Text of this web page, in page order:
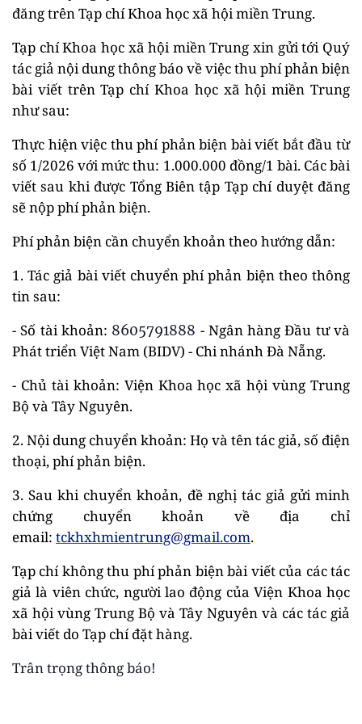
đăng trên Tạp chí Khoa học xã hội miền Trung.
Tạp chí Khoa học xã hội miền Trung xin gửi tới Quý
tác giả nội dung thông báo về việc thu phí phản biện
bài viết trên Tạp chí Khoa học xã hội miền Trung
như sau:
Thực hiện việc thu phí phản biện bài viết bắt đầu từ
số 1/2026 với mức thu: 1.000.000 đồng/1 bài. Các bài
viết sau khi được Tổng Biên tập Tạp chí duyệt đăng
sẽ nộp phí phản biện.
Phí phản biện cần chuyển khoản theo hướng dẫn:
1. Tác giả bài viết chuyển phí phản biện theo thông
tin sau:
- Số tài khoản: 8605791888 - Ngân hàng Đầu tư và
Phát triển Việt Nam (BIDV) - Chi nhánh Đà Nẵng.
- Chủ tài khoản: Viện Khoa học xã hội vùng Trung
Bộ và Tây Nguyên.
2. Nội dung chuyển khoản: Họ và tên tác giả, số điện
thoại, phí phản biện.
3. Sau khi chuyển khoản, đề nghị tác giả gửi minh
chứng chuyển khoản về địa chỉ
email: tckhxhmientrung@gmail.com.
Tạp chí không thu phí phản biện bài viết của các tác
giả là viên chức, người lao động của Viện Khoa học
xã hội vùng Trung Bộ và Tây Nguyên và các tác giả
bài viết do Tạp chí đặt hàng.
Trân trọng thông báo!